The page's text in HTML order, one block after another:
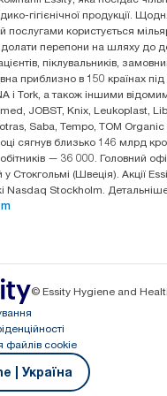
Київ, вул. Григорія
044 490 55 66
гігієнічної продукції.
користується
перепони на шляху до
піклувальників,
приблизно в 150 країнах
і Tork, а також іншими
JOBST, Knix, Leukoplast,
Saba, Tempo, TOM Organic
сягнув близько 146 млрд
— 36 000. Головний
Стокгольмі (Швеція). Акції
Nasdaq Stockholm.
© Essity Hygiene and
файлів cookie
| Україна